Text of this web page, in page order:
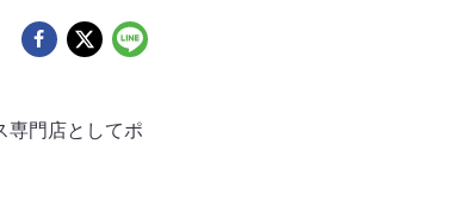
専門店としてポ